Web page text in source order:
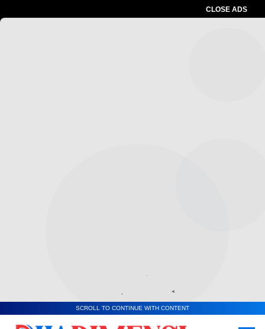
CLOSE ADS
SCROLL TO CONTINUE WITH CONTENT